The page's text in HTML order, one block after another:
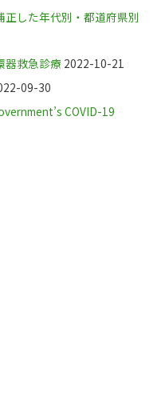
正した年代別・都道府県別
器救急診療 2022-10-21
09-30
COVID-19